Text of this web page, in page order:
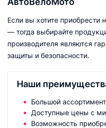
Если вы хотите
— тогда выбирайте
производителя являются
защиты и безопасности.
Наши
Большой
Доступные цены с
Возможность